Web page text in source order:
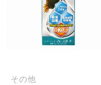
その他